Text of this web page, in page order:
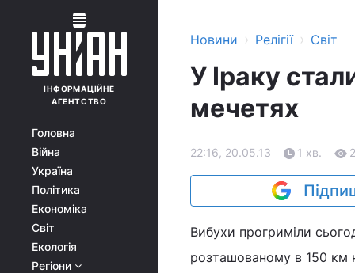
ІНФОРМАЦІЙНЕ
АГЕНТСТВО
Головна
Війна
Україна
Політика
Економіка
Світ
Екологія
Регіони
Новини › Релігії › Світ
У Іраку
мечетях
22:16, 20.05.13 1 хв. 2
Вибухи прогриміли
розташованому в 150 км